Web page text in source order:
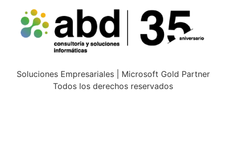
Soluciones Empresariales | Microsoft Gold Partner
Todos los derechos reservados